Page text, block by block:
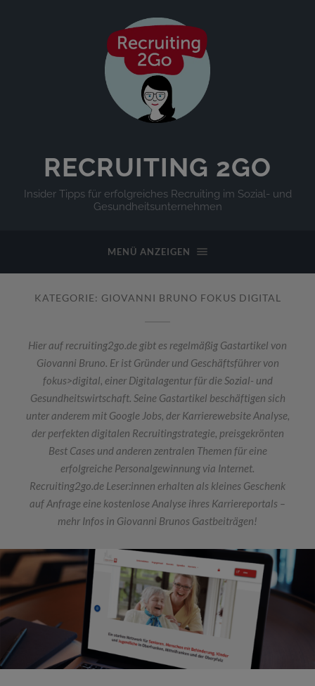
RECRUITING 2GO
Insider Tipps für erfolgreiches Recruiting im Sozial- und
Gesundheitsunternehmen
MENÜ ANZEIGEN
KATEGORIE: GIOVANNI BRUNO FOKUS DIGITAL
Hier auf recruiting2go.de gibt es regelmäßig Gastartikel von
Giovanni Bruno. Er ist Gründer und Geschäftsführer von
fokus>digital, einer Digitalagentur für die Sozial- und
Gesundheitswirtschaft. Seine Gastartikel beschäftigen sich
unter anderem mit Google Jobs, der Karrierewebsite Analyse,
der perfekten digitalen Recruitingstrategie, preisgekrönten
Best Cases und anderen zentralen Themen für eine
erfolgreiche Personalgewinnung via Internet.
Recruiting2go.de Leser:innen erhalten als kleines Geschenk
auf Anfrage eine kostenlose Analyse ihres Karriereportals –
mehr Infos in Giovanni Brunos Gastbeiträgen!